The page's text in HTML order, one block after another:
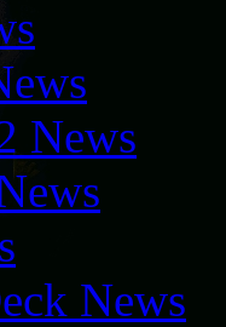
News
News